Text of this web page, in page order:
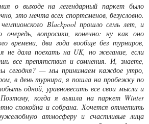
о выходе на легендарный паркет было
это мечта всех спортсменов, безусловно.
Blackpoolпрошло семь лет, и
вопросики, конечно: ну как оно
времени, два года вообще без турниров,
не дала поехать на UK, но желание, если
все препятствия и сомнения. И, знаете,
— мы принимаем каждое утро,
в день турнира, я пошла на пробежку по
одной, уравновесить все свои мысли и
когда я вышла на паркет Winter
спокойна и собрана. Хочется отметить
атмосферу и счастливые лица